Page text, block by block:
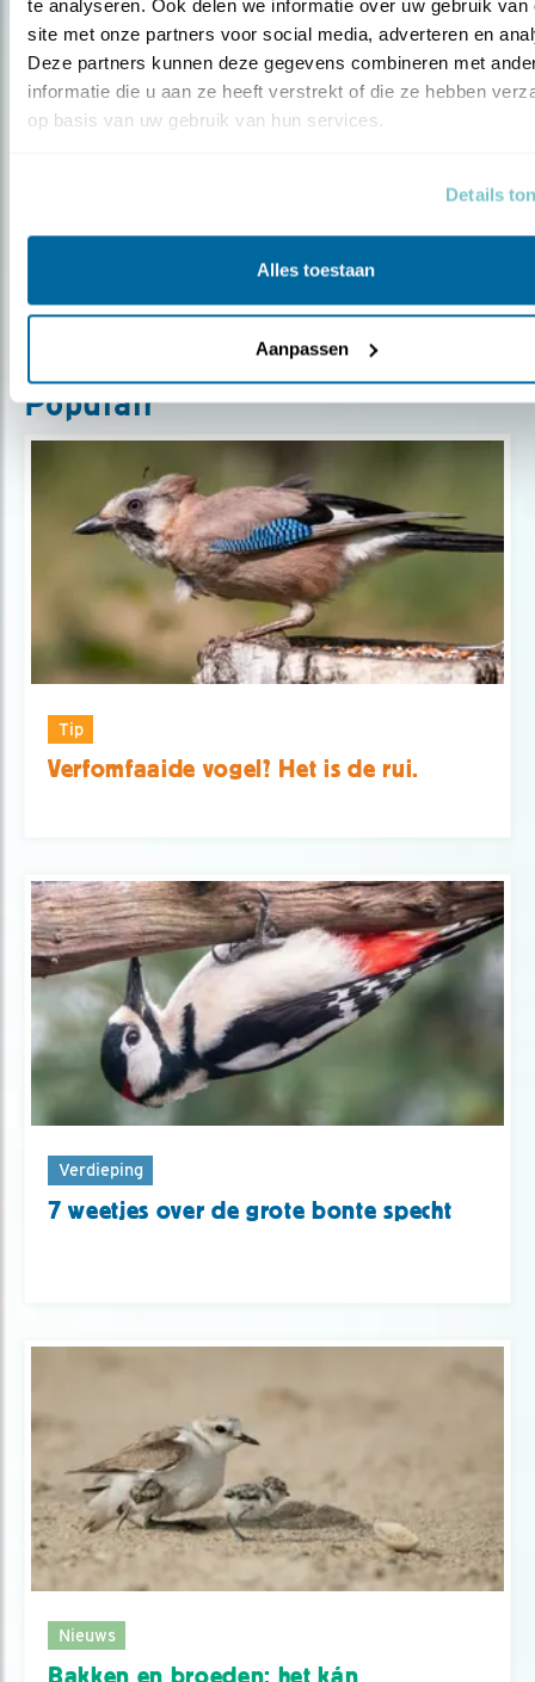
te analyseren. Ook delen we informatie over uw gebruik van
site met onze partners voor social media, adverteren en
Deze partners kunnen deze gegevens combineren met
informatie die u aan ze heeft verstrekt of die ze hebben
op basis van uw gebruik van hun services.
Details
Alles toestaan
Aanpassen
Blog
Populair
Tip
Verfomfaaide vogel? Het is de rui.
Verdieping
7 weetjes over de grote bonte specht
Nieuws
Bakken en broeden: het kán